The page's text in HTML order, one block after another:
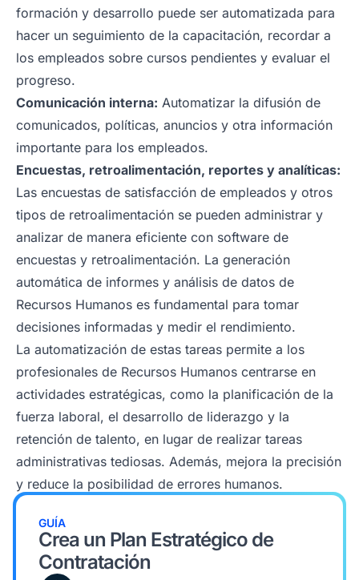
formación y desarrollo puede ser automatizada para
hacer un seguimiento de la capacitación, recordar a
los empleados sobre cursos pendientes y evaluar el
progreso.
Comunicación interna: Automatizar la difusión de
comunicados, políticas, anuncios y otra información
importante para los empleados.
Encuestas, retroalimentación, reportes y analíticas:
Las encuestas de satisfacción de empleados y otros
tipos de retroalimentación se pueden administrar y
analizar de manera eficiente con software de
encuestas y retroalimentación. La generación
automática de informes y análisis de datos de
Recursos Humanos es fundamental para tomar
decisiones informadas y medir el rendimiento.
La automatización de estas tareas permite a los
profesionales de Recursos Humanos centrarse en
actividades estratégicas, como la planificación de la
fuerza laboral, el desarrollo de liderazgo y la
retención de talento, en lugar de realizar tareas
administrativas tediosas. Además, mejora la precisión
y reduce la posibilidad de errores humanos.
GUÍA
Crea un Plan Estratégico de
Contratación